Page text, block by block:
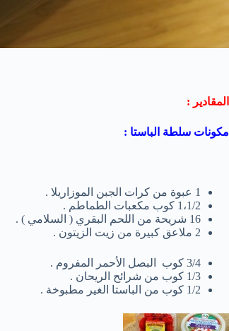
المقادير :
مكونات سلطة الباستا :
1 عبوة من كرات الجبن الموزاريلا .
1،1/2 كوب مكعبات الطماطم .
16 شريحة من اللحم البقري ( السلامي ) .
2 ملاعق كبيرة من زيت الزيتون .
3/4 كوب البصل الأحمر المفروم .
1/3 كوب من شرائح الريحان .
1/2 كوب من الباستا الغير مطبوخة .